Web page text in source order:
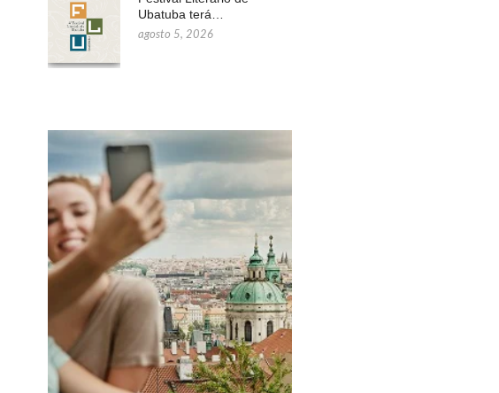
Ubatuba terá…
agosto 5, 2026